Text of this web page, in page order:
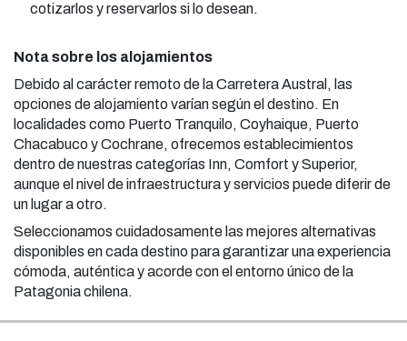
cotizarlos y reservarlos si lo desean.
Nota sobre los alojamientos
Debido al carácter remoto de la Carretera Austral, las
opciones de alojamiento varían según el destino. En
localidades como Puerto Tranquilo, Coyhaique, Puerto
Chacabuco y Cochrane, ofrecemos establecimientos
dentro de nuestras categorías Inn, Comfort y Superior,
aunque el nivel de infraestructura y servicios puede diferir de
un lugar a otro.
Seleccionamos cuidadosamente las mejores alternativas
disponibles en cada destino para garantizar una experiencia
cómoda, auténtica y acorde con el entorno único de la
Patagonia chilena.